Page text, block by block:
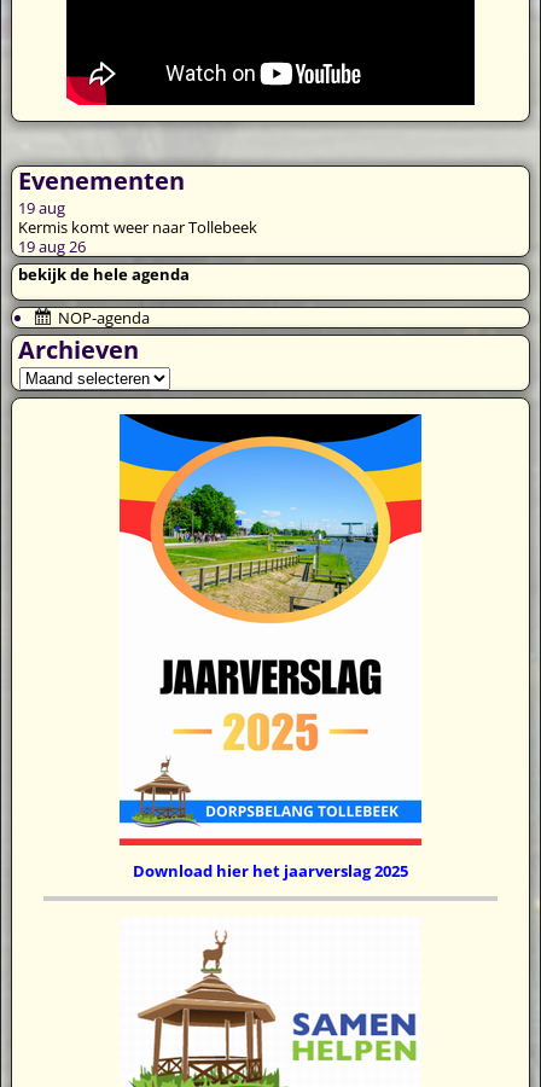
Evenementen
19aug
Kermis komt weer naar Tollebeek
19 aug 26
bekijk de hele agenda
NOP-agenda
Archieven
Download hier het jaarverslag 2025